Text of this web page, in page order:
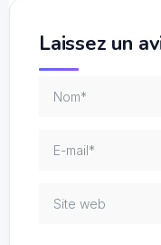
Laissez un